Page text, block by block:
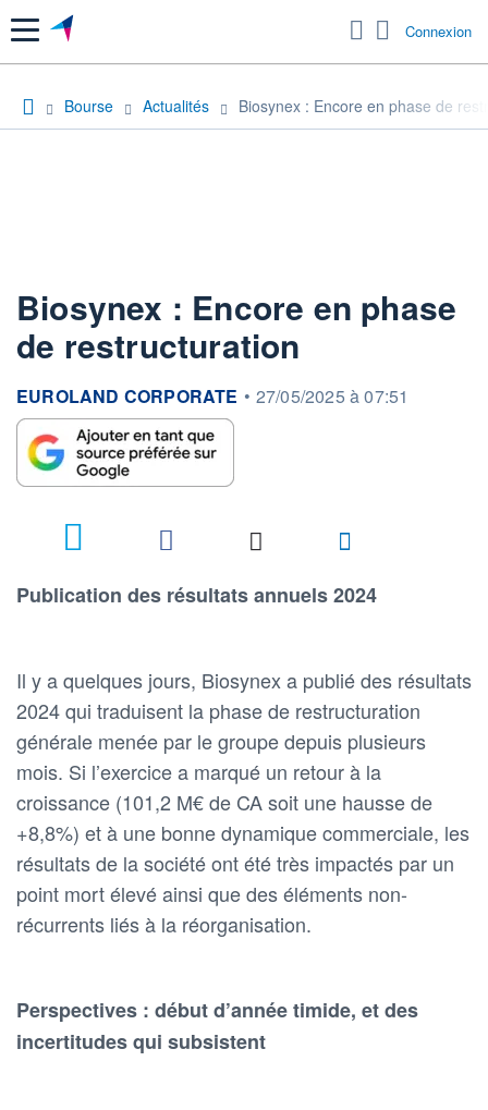
Menu Connexion
Bourse Actualités Biosynex : Encore en phase de
Biosynex : Encore en phase
de restructuration
information fournie par
EUROLAND CORPORATE • 27/05/2025 à 07:51
Publication des résultats annuels 2024
Il y a quelques jours, Biosynex a publié des résultats
2024 qui traduisent la phase de restructuration
générale menée par le groupe depuis plusieurs
mois. Si l’exercice a marqué un retour à la
croissance (101,2 M€ de CA soit une hausse de
+8,8%) et à une bonne dynamique commerciale, les
résultats de la société ont été très impactés par un
point mort élevé ainsi que des éléments non-
récurrents liés à la réorganisation.
Perspectives : début d’année timide, et des
incertitudes qui subsistent